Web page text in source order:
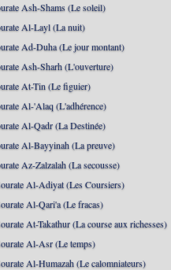
Ash-Shams (Le soleil)
Al-Layl (La nuit)
Ad-Duha (Le jour montant)
Ash-Sharh (L'ouverture)
At-Tin (Le figuier)
Al-'Alaq (L'adhérence)
Al-Qadr (La Destinée)
Al-Bayyinah (La preuve)
Az-Zalzalah (La secousse)
Al-Adiyat (Les Coursiers)
Al-Qari'a (Le fracas)
At-Takathur (La course aux richesses)
Al-Asr (Le temps)
Al-Humazah (Le calomniateurs)